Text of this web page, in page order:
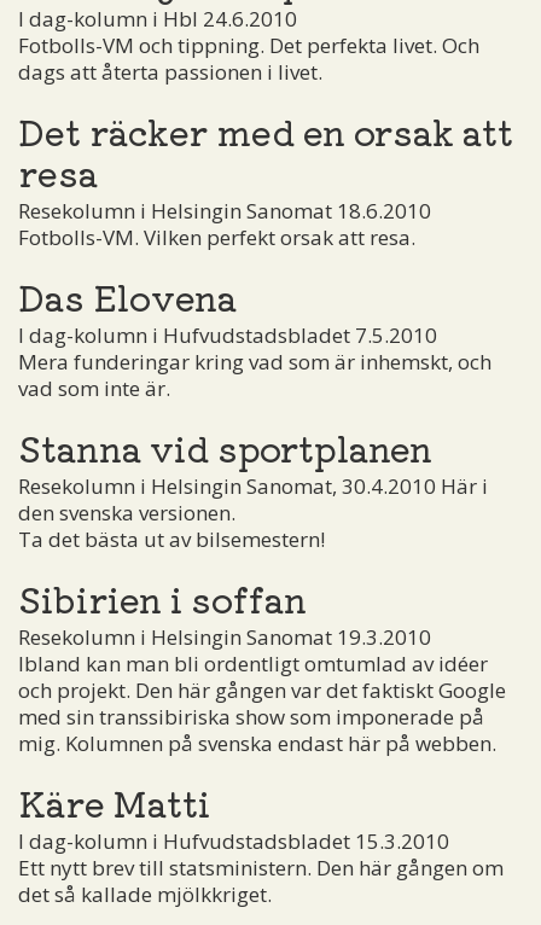
I dag-kolumn i Hbl 24.6.2010
Fotbolls-VM och tippning. Det perfekta livet. Och
dags att återta passionen i livet.
Det räcker med en orsak att
resa
Resekolumn i Helsingin Sanomat 18.6.2010
Fotbolls-VM. Vilken perfekt orsak att resa.
Das Elovena
I dag-kolumn i Hufvudstadsbladet 7.5.2010
Mera funderingar kring vad som är inhemskt, och
vad som inte är.
Stanna vid sportplanen
Resekolumn i Helsingin Sanomat, 30.4.2010 Här i
den svenska versionen.
Ta det bästa ut av bilsemestern!
Sibirien i soffan
Resekolumn i Helsingin Sanomat 19.3.2010
Ibland kan man bli ordentligt omtumlad av idéer
och projekt. Den här gången var det faktiskt Google
med sin transsibiriska show som imponerade på
mig. Kolumnen på svenska endast här på webben.
Käre Matti
I dag-kolumn i Hufvudstadsbladet 15.3.2010
Ett nytt brev till statsministern. Den här gången om
det så kallade mjölkkriget.